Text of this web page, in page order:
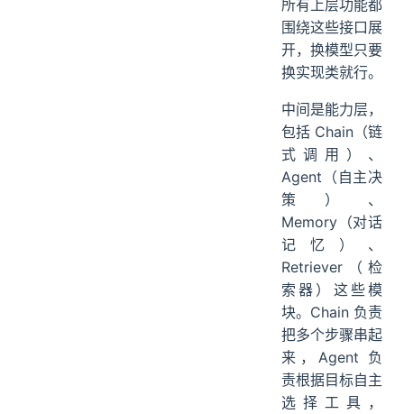
所有上层功能都
围绕这些接口展
开，换模型只要
换实现类就行。
中间是能力层，
包括 Chain（链
式调用）、
Agent（自主决
策）、
Memory（对话
记忆）、
Retriever（检
索器）这些模
块。Chain 负责
把多个步骤串起
来，Agent 负
责根据目标自主
选择工具，